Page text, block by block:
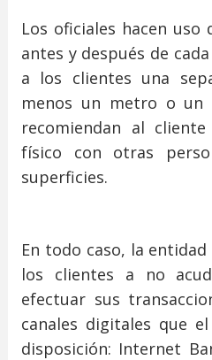
Los oficiales hacen uso
antes y después de
a los clientes una
menos un metro o un
recomiendan al
físico con otras
superficies.
En todo caso, la
los clientes a no
efectuar sus
canales digitales que
disposición: Internet